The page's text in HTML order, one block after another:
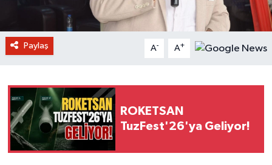
Paylaş A- A+
ROKETSAN
TuzFest'26'ya Geliyor!